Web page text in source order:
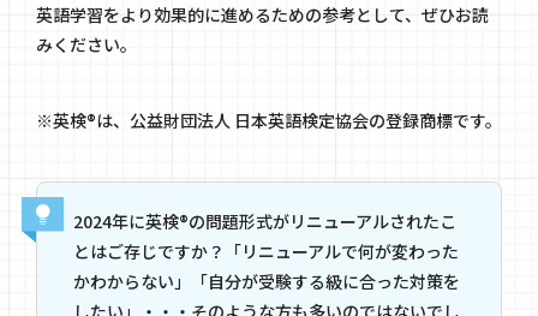
英語学習をより効果的に進めるための参考として、ぜひお読
みください。
※英検®は、公益財団法人 日本英語検定協会の登録商標です。
2024年に英検®の問題形式がリニューアルされたこ
とはご存じですか？「リニューアルで何が変わった
かわからない」「自分が受験する級に合った対策を
したい」・・・そのような方も多いのではないでし